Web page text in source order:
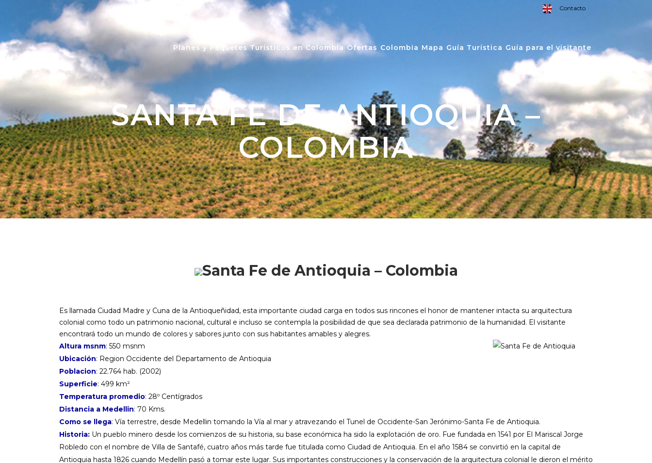
Contacto
Planes y Paquetes Turísticos en Colombia Ofertas Colombia Mapa Guía Turística Guía para el visitante
SANTA FE DE ANTIOQUIA –
COLOMBIA
Santa Fe de Antioquia – Colombia
Es llamada Ciudad Madre y Cuna de la Antioqueñidad, esta importante ciudad carga en todos sus rincones el honor de mantener intacta su arquitectura
colonial como todo un patrimonio nacional, cultural e incluso se contempla la posibilidad de que sea declarada patrimonio de la humanidad. El visitante
encontrará todo un mundo de colores y sabores junto con sus habitantes amables y alegres.
Altura msnm: 550 msnm
Ubicación: Region Occidente del Departamento de Antioquia
Poblacion: 22.764 hab. (2002)
Superficie: 499 km²
Temperatura promedio: 28º Centígrados
Distancia a Medellin: 70 Kms.
Como se llega: Vía terrestre, desde Medellin tomando la Vía al mar y atravezando el Tunel de Occidente-San Jerónimo-Santa Fe de Antioquia.
Historia: Un pueblo minero desde los comienzos de su historia, su base económica ha sido la explotación de oro. Fue fundada en 1541 por El Mariscal Jorge
Robledo con el nombre de Villa de Santafé, cuatro años más tarde fue titulada como Ciudad de Antioquia. En el año 1584 se convirtió en la capital de
Antioquia hasta 1826 cuando Medellín pasó a tomar este lugar. Sus importantes construcciones y la conservación de la arquitectura colonial le dieron el mérito